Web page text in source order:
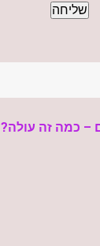
– כמה זה עולה?